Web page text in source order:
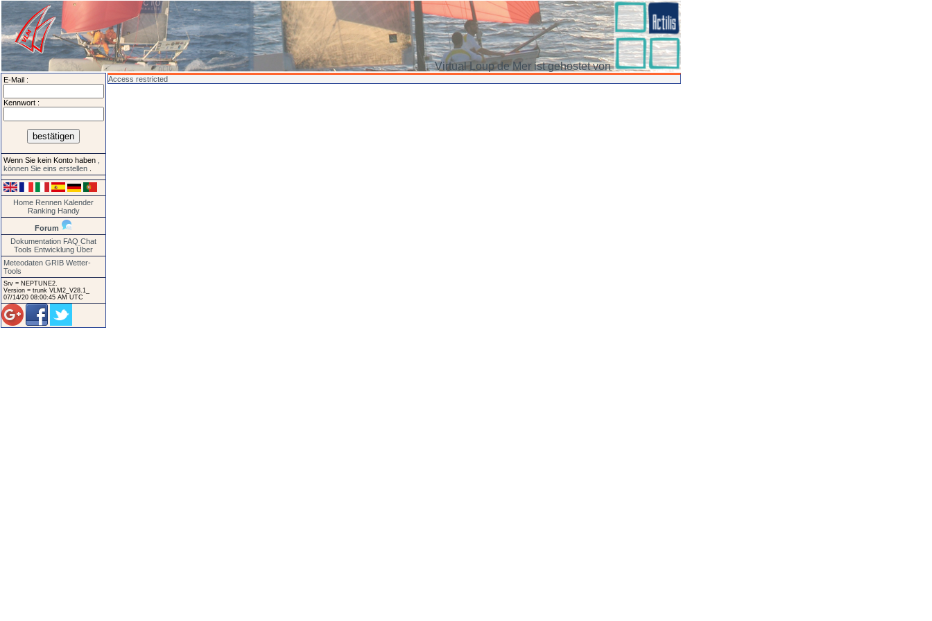
Virtual Loup de Mer ist gehostet von
E-Mail :
Kennwort :
Wenn Sie kein Konto haben
können Sie eins erstellen
Home Rennen Kalender
Ranking Handy
Forum
Dokumentation FAQ Chat
Tools Entwicklung Über
Meteodaten GRIB Wetter-
Tools
Srv = NEPTUNE2.
Version = trunk VLM2_V28.1_
07/14/20 08:00:45 AM UTC
Access restricted